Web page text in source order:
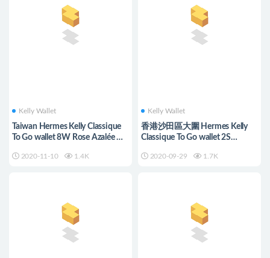
Kelly Wallet
Taiwan Hermes Kelly Classique
To Go wallet 8W Rose Azalée 新
2020-11-10 1.4K
Kelly Wallet
香港沙田區大圍 Hermes Kelly
Classique To Go wallet 2S
2020-09-29 1.7K